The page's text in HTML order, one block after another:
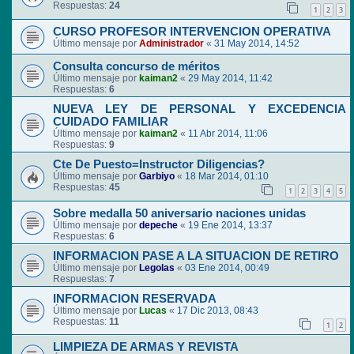
Respuestas: 24 1 2 3
CURSO PROFESOR INTERVENCION OPERATIVA
Último mensaje por Administrador « 31 May 2014, 14:52
Consulta concurso de méritos
Último mensaje por kaiman2 « 29 May 2014, 11:42
Respuestas: 6
NUEVA LEY DE PERSONAL Y EXCEDENCIA
CUIDADO FAMILIAR
Último mensaje por kaiman2 « 11 Abr 2014, 11:06
Respuestas: 9
Cte De Puesto=Instructor Diligencias?
Último mensaje por Garbiyo « 18 Mar 2014, 01:10
Respuestas: 45 1 2 3 4 5
Sobre medalla 50 aniversario naciones unidas
Último mensaje por depeche « 19 Ene 2014, 13:37
Respuestas: 6
INFORMACION PASE A LA SITUACION DE RETIRO
Último mensaje por Legolas « 03 Ene 2014, 00:49
Respuestas: 7
INFORMACION RESERVADA
Último mensaje por Lucas « 17 Dic 2013, 08:43
Respuestas: 11 1 2
LIMPIEZA DE ARMAS Y REVISTA